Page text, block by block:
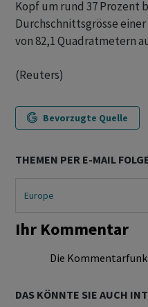
Kopf um rund 37 Prozent
Durchschnittsgrösse
von 82,1 Quadratmetern
(Reuters)
Bevorzugte Quelle
THEMEN PER E-MAIL
Europe
Ihr Kommentar
Die
DAS KÖNNTE SIE AUCH